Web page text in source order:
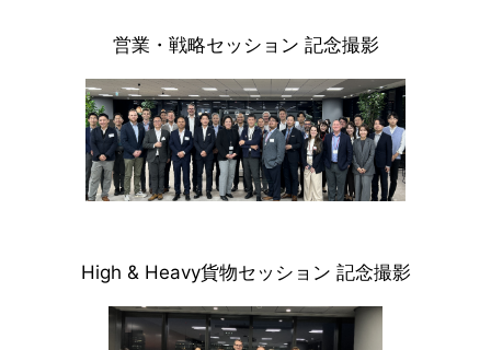
営業・戦略セッション 記念撮影
High & Heavy貨物セッション 記念撮影